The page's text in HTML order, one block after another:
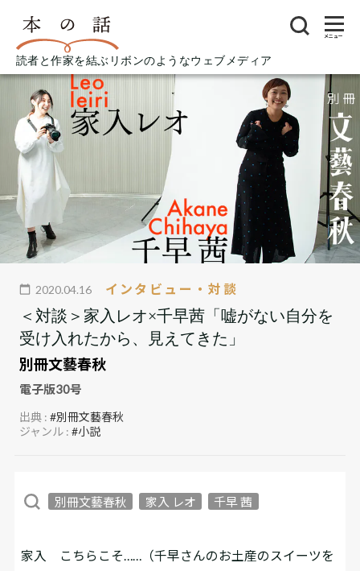
読者と作家を結ぶリボンのようなウェブメディア
メニュー
2020.04.16 インタビュー・対談
＜対談＞家入レオ×千早茜「嘘がない自分を
受け入れたから、見えてきた」
別冊文藝春秋
電子版30号
出典 :#別冊文藝春秋
ジャンル :#小説
別冊文藝春秋 家入 レオ 千早 茜
家入
こちらこそ……（千早さんのお土産のスイーツを